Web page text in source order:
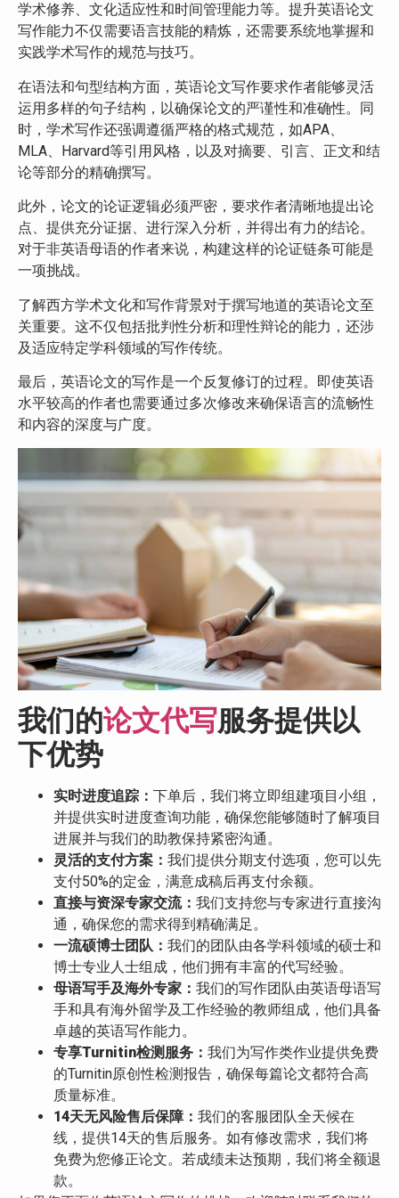
学术修养、文化适应性和时间管理能力等。提升英语论文
写作能力不仅需要语言技能的精炼，还需要系统地掌握和
实践学术写作的规范与技巧。
在语法和句型结构方面，英语论文写作要求作者能够灵活
运用多样的句子结构，以确保论文的严谨性和准确性。同
时，学术写作还强调遵循严格的格式规范，如APA、
MLA、Harvard等引用风格，以及对摘要、引言、正文和结
论等部分的精确撰写。
此外，论文的论证逻辑必须严密，要求作者清晰地提出论
点、提供充分证据、进行深入分析，并得出有力的结论。
对于非英语母语的作者来说，构建这样的论证链条可能是
一项挑战。
了解西方学术文化和写作背景对于撰写地道的英语论文至
关重要。这不仅包括批判性分析和理性辩论的能力，还涉
及适应特定学科领域的写作传统。
最后，英语论文的写作是一个反复修订的过程。即使英语
水平较高的作者也需要通过多次修改来确保语言的流畅性
和内容的深度与广度。
我们的论文代写服务提供以
下优势
实时进度追踪： 下单后，我们将立即组建项目小组，
并提供实时进度查询功能，确保您能够随时了解项目
进展并与我们的助教保持紧密沟通。
灵活的支付方案： 我们提供分期支付选项，您可以先
支付50%的定金，满意成稿后再支付余额。
直接与资深专家交流： 我们支持您与专家进行直接沟
通，确保您的需求得到精确满足。
一流硕博士团队： 我们的团队由各学科领域的硕士和
博士专业人士组成，他们拥有丰富的代写经验。
母语写手及海外专家： 我们的写作团队由英语母语写
手和具有海外留学及工作经验的教师组成，他们具备
卓越的英语写作能力。
专享Turnitin检测服务： 我们为写作类作业提供免费
的Turnitin原创性检测报告，确保每篇论文都符合高
质量标准。
14天无风险售后保障： 我们的客服团队全天候在
线，提供14天的售后服务。如有修改需求，我们将
免费为您修正论文。若成绩未达预期，我们将全额退
款。